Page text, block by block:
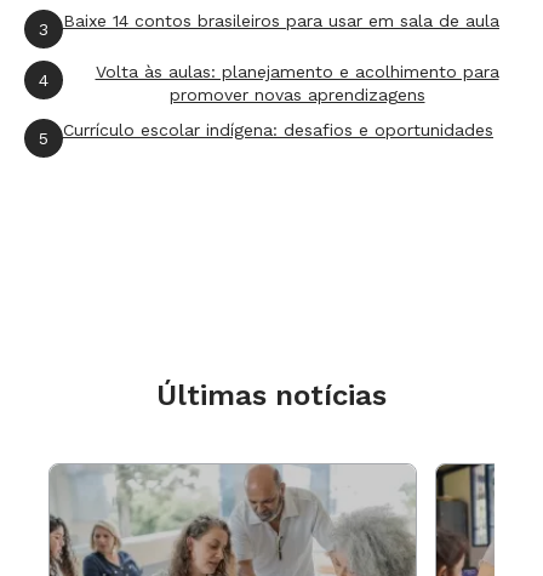
3 Baixe 14 contos brasileiros para usar em sala de aula
4
Volta às aulas: planejamento e acolhimento para
promover novas aprendizagens
5 Currículo escolar indígena: desafios e oportunidades
Últimas notícias